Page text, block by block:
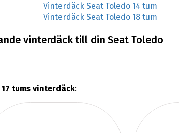
Vinterdäck Seat Toledo 14 tum
Vinterdäck Seat Toledo 18 tum
vinterdäck till din Seat Toledo
tums vinterdäck: